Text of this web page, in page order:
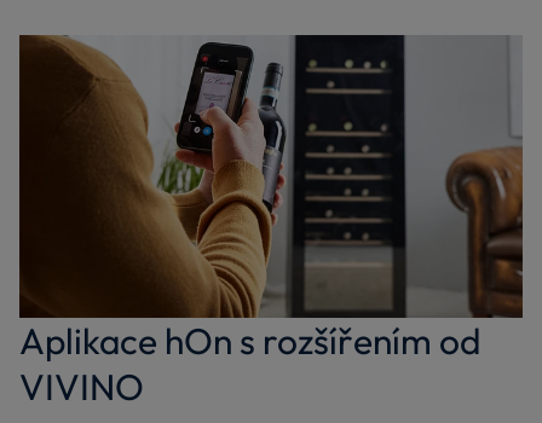
Aplikace hOn s rozšířením od
VIVINO